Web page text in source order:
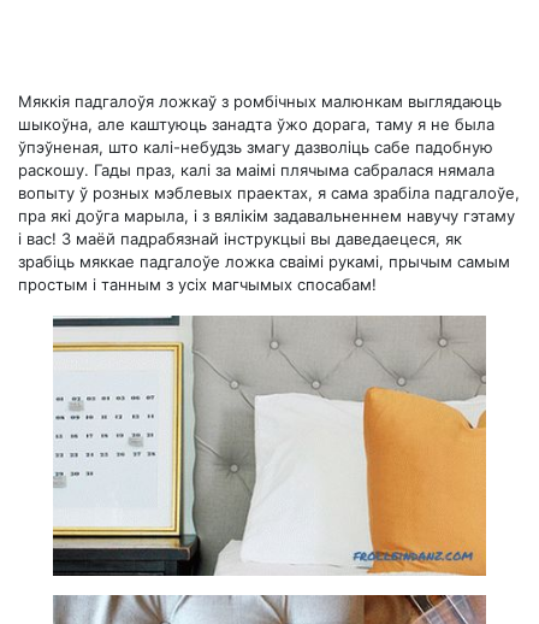
Мяккія падгалоўя ложкаў з ромбічных малюнкам выглядаюць
шыкоўна, але каштуюць занадта ўжо дорага, таму я не была
ўпэўненая, што калі-небудзь змагу дазволіць сабе падобную
раскошу. Гады праз, калі за маімі плячыма сабралася нямала
вопыту ў розных мэблевых праектах, я сама зрабіла падгалоўе,
пра які доўга марыла, і з вялікім задавальненнем навучу гэтаму
і вас! З маёй падрабязнай інструкцыі вы даведаецеся, як
зрабіць мяккае падгалоўе ложка сваімі рукамі, прычым самым
простым і танным з усіх магчымых спосабам!